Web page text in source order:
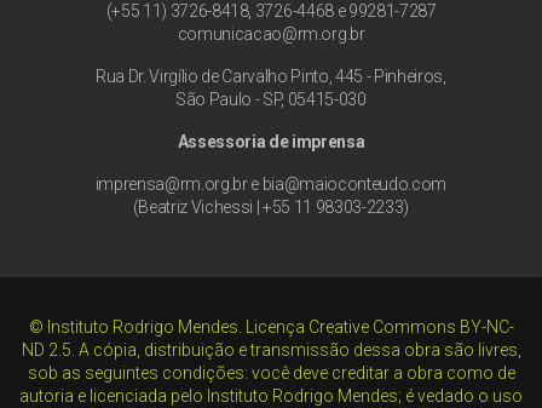
(+55 11) 3726-8418, 3726-4468 e 99281-7287
comunicacao@rm.org.br
Rua Dr. Virgílio de Carvalho Pinto, 445 - Pinheiros,
São Paulo - SP, 05415-030
Assessoria de imprensa
imprensa@rm.org.bre bia@maioconteudo.com
(Beatriz Vichessi | +55 11 98303-2233)
© Instituto Rodrigo Mendes. Licença Creative Commons BY-NC-
ND 2.5. A cópia, distribuição e transmissão dessa obra são livres,
sob as seguintes condições: você deve creditar a obra como de
autoria e licenciada pelo Instituto Rodrigo Mendes; é vedado o uso